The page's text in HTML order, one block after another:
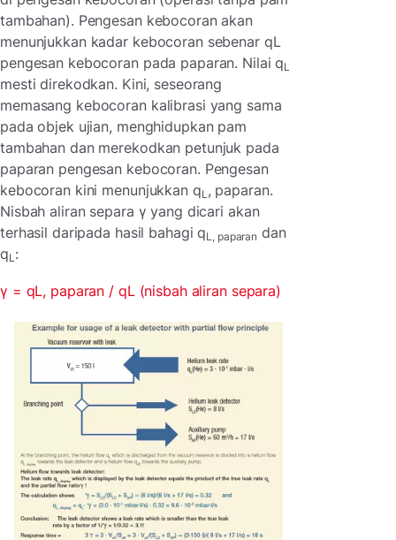
tambahan). Pengesan kebocoran akan
menunjukkan kadar kebocoran sebenar qL
pengesan kebocoran pada paparan. Nilai qL
mesti direkodkan. Kini, seseorang
memasang kebocoran kalibrasi yang sama
pada objek ujian, menghidupkan pam
tambahan dan merekodkan petunjuk pada
paparan pengesan kebocoran. Pengesan
kebocoran kini menunjukkan qL, paparan.
Nisbah aliran separa γ yang dicari akan
terhasil daripada hasil bahagi qL, paparan dan
qL:
γ = qL, paparan / qL (nisbah aliran separa)